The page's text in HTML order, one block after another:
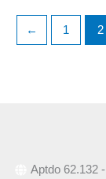
← 1 2
Aptdo 62.132